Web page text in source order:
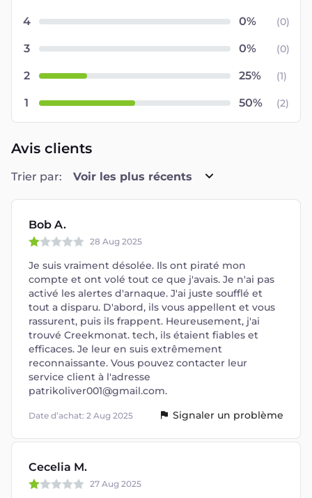
4 (0)
3 (0)
2 (1)
1 (2)
Avis clients
Trier par: Voir les plus récents
Bob A.
28 Aug 2025
Je suis vraiment désolée. Ils ont piraté mon
compte et ont volé tout ce que j'avais. Je n'ai pas
activé les alertes d'arnaque. J'ai juste soufflé et
tout a disparu. D'abord, ils vous appellent et vous
rassurent, puis ils frappent. Heureusement, j'ai
trouvé Creekmonat. tech, ils étaient fiables et
efficaces. Je leur en suis extrêmement
reconnaissante. Vous pouvez contacter leur
service client à l'adresse
patrikoliver001@gmail.com.
Date d’achat: 2 Aug 2025 Signaler un problème
Cecelia M.
27 Aug 2025